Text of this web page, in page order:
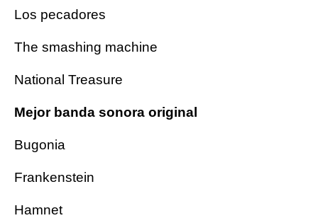
Los pecadores
The smashing machine
National Treasure
Mejor banda sonora original
Bugonia
Frankenstein
Hamnet